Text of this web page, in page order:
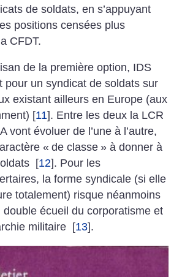
de soldats, en s’appuyant
positions censées plus
CFDT.
de la première option, IDS
pour un syndicat de soldats sur
existant ailleurs en Europe (aux
[11]. Entre les deux la LCR
vont évoluer de l’une à l’autre,
« de classe » à donner à
[12]. Pour les
la forme syndicale (si elle
totalement) risque néanmoins
écueil du corporatisme et
militaire
[13].